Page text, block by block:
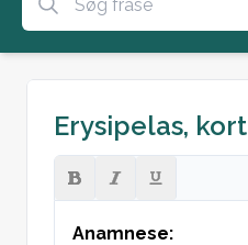
Erysipelas, kort
Anamnese: